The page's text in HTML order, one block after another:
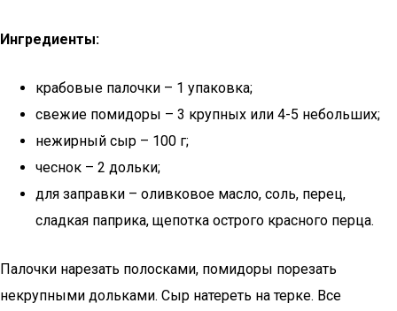
Ингредиенты:
крабовые палочки – 1 упаковка;
свежие помидоры – 3 крупных или 4-5 небольших;
нежирный сыр – 100 г;
чеснок – 2 дольки;
для заправки – оливковое масло, соль, перец,
сладкая паприка, щепотка острого красного перца.
Палочки нарезать полосками, помидоры порезать
некрупными дольками. Сыр натереть на терке. Все